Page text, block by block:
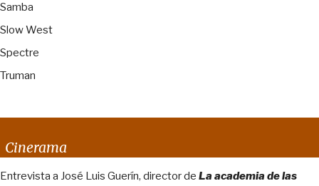
Samba
Slow West
Spectre
Truman
Cinerama
Entrevista a José Luis Guerín, director de La academia de las